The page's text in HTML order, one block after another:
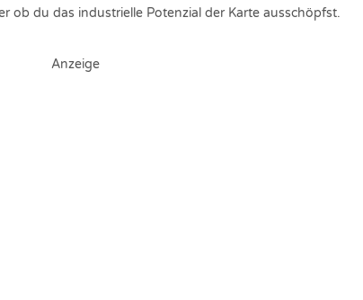
ob du das industrielle Potenzial der Karte ausschöpfst.
Anzeige